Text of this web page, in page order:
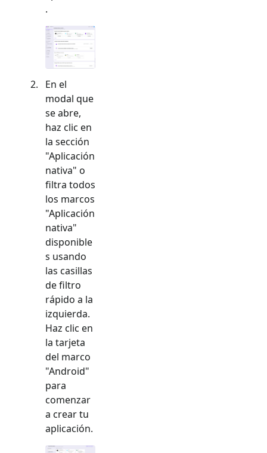
.
En el
modal que
se abre,
haz clic en
la sección
"Aplicación
nativa" o
filtra todos
los marcos
"Aplicación
nativa"
disponible
s usando
las casillas
de filtro
rápido a la
izquierda.
Haz clic en
la tarjeta
del marco
"Android"
para
comenzar
a crear tu
aplicación.